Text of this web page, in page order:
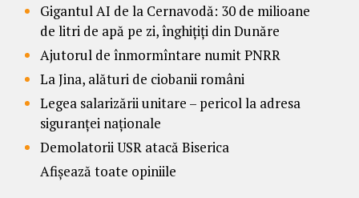
Gigantul AI de la Cernavodă: 30 de milioane
de litri de apă pe zi, înghițiți din Dunăre
Ajutorul de înmormîntare numit PNRR
La Jina, alături de ciobanii români
Legea salarizării unitare – pericol la adresa
siguranței naționale
Demolatorii USR atacă Biserica
Afișează toate opiniile